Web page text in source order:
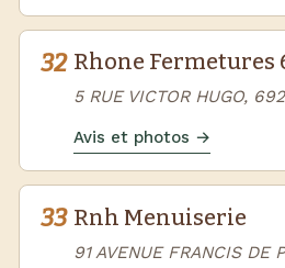
32 Rhone Fermetures
5 RUE VICTOR HUGO,
Avis et photos →
33 Rnh Menuiserie
91 AVENUE FRANCIS DE